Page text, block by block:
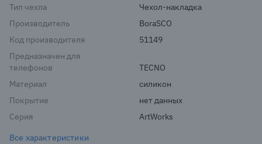
Тип чехла
Чехол-накладка
Производитель
BoraSCO
Код производителя
51149
Предназначен для
телефонов
TECNO
Материал
силикон
Покрытие
нет данных
Серия
ArtWorks
Все характеристики